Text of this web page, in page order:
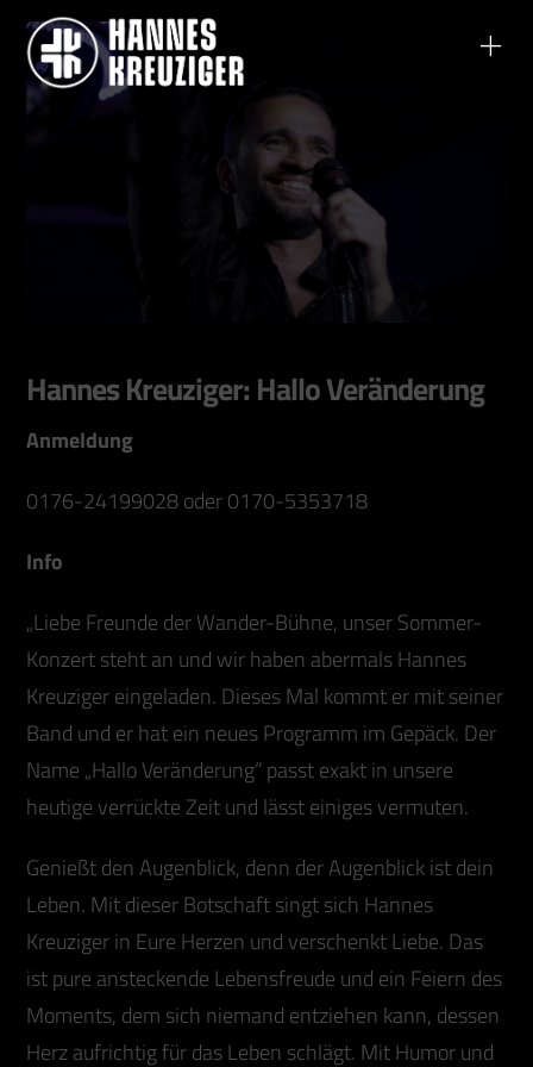
Hannes Kreuziger: Hallo Veränderung
Anmeldung
0176-24199028 oder 0170-5353718
Info
„Liebe Freunde der Wander-Bühne, unser Sommer-
Konzert steht an und wir haben abermals Hannes
Kreuziger eingeladen. Dieses Mal kommt er mit seiner
Band und er hat ein neues Programm im Gepäck. Der
Name „Hallo Veränderung“ passt exakt in unsere
heutige verrückte Zeit und lässt einiges vermuten.
Genießt den Augenblick, denn der Augenblick ist dein
Leben. Mit dieser Botschaft singt sich Hannes
Kreuziger in Eure Herzen und verschenkt Liebe. Das
ist pure ansteckende Lebensfreude und ein Feiern des
Moments, dem sich niemand entziehen kann, dessen
Herz aufrichtig für das Leben schlägt. Mit Humor und